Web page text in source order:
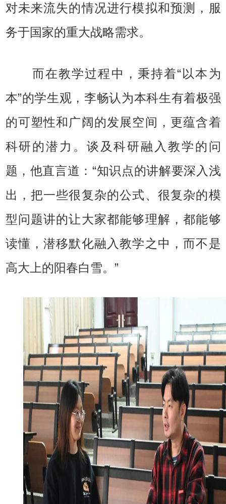
对未来流失的情况进行模拟和预测，服
务于国家的重大战略需求。
而在教学过程中，秉持着“以本为
本”的学生观，李畅认为本科生有着极强
的可塑性和广阔的发展空间，更蕴含着
科研的潜力。谈及科研融入教学的问
题，他直言道：“知识点的讲解要深入浅
出，把一些很复杂的公式、很复杂的模
型问题讲的让大家都能够理解，都能够
读懂，潜移默化融入教学之中，而不是
高大上的阳春白雪。”